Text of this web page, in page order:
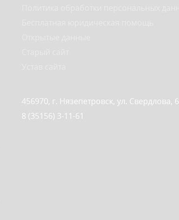
456970, г. Нязепетровск, ул. Свердлова, 6
8 (35156) 3-11-61